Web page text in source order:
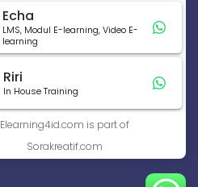
Echa
LMS, Modul E-learning, Video E-
learning
Riri
In House Training
Elearning4id.com is part of
Sorakreatif.com